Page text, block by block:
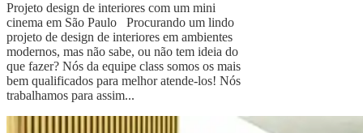
Projeto design de interiores com um mini
cinema em São Paulo Procurando um lindo
projeto de design de interiores em ambientes
modernos, mas não sabe, ou não tem ideia do
que fazer? Nós da equipe class somos os mais
bem qualificados para melhor atende-los! Nós
trabalhamos para assim...